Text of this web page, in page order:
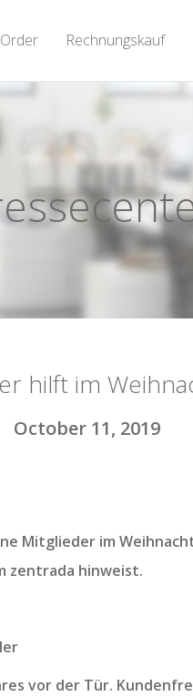
Rechnungskauf
hilft im
October 11, 2019
Mitglieder im
zentrada hinweist.
vor der Tür.